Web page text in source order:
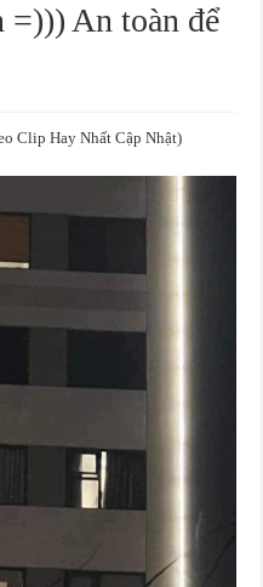
=))) An toàn để
Clip Hay Nhất Cập Nhật)